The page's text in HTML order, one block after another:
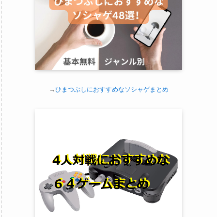
→ひまつぶしにおすすめなソシャゲまとめ